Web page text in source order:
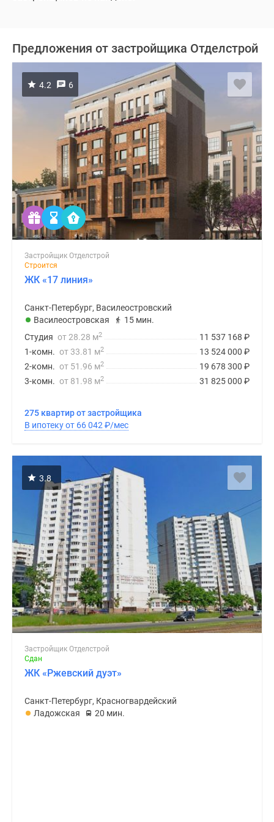
Предложения от застройщика Отделстрой
4.2 6
Застройщик Отделстрой
Строится
ЖК «17 линия»
Санкт-Петербург, Василеостровский
Василеостровская
15 мин.
11 537 168 ₽
Студия от 28.28 м2
13 524 000 ₽
1-комн. от 33.81 м2
19 678 300 ₽
2-комн. от 51.96 м2
31 825 000 ₽
3-комн. от 81.98 м2
275 квартир от застройщика
В ипотеку от 66 042 ₽/мес
3.8
Застройщик Отделстрой
Сдан
ЖК «Ржевский дуэт»
Санкт-Петербург, Красногвардейский
Ладожская
20 мин.